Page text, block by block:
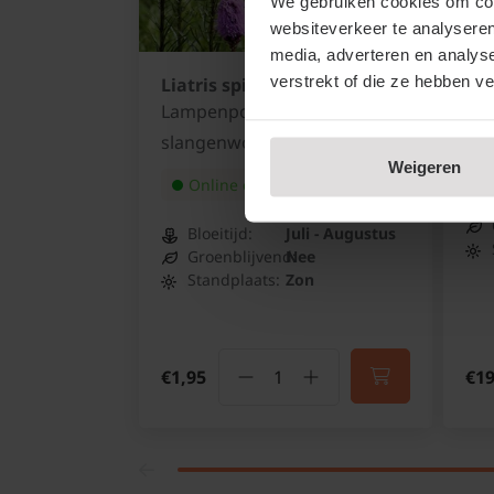
websiteverkeer te
media, adverteren en
verstrekt of die ze hebben
Weigeren
Liatris spicata 'Kobold'
Lampenpoetser of Knopige
slangenwortel
Online op voorraad
Bloeitijd:
Juli - Augustus
Groenblijvend:Nee
Standplaats: Zon
€1,95